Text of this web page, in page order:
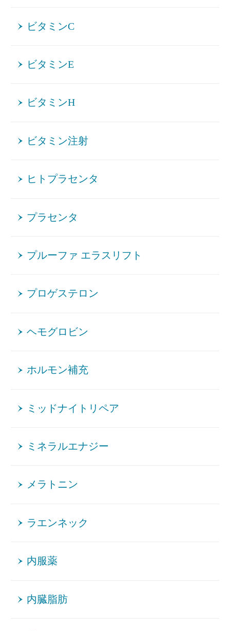
ビタミンC
ビタミンE
ビタミンH
ビタミン注射
ヒトプラセンタ
プラセンタ
プルーファ エラスリフト
プロゲステロン
ヘモグロビン
ホルモン補充
ミッドナイトリペア
ミネラルエナジー
メラトニン
ラエンネック
内服薬
内臓脂肪